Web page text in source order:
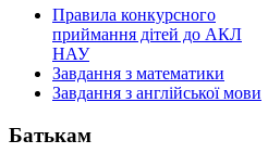
Правила конкурсного
приймання дітей до АКЛ
НАУ
Завдання з математики
Завдання з англійської мови
Батькам